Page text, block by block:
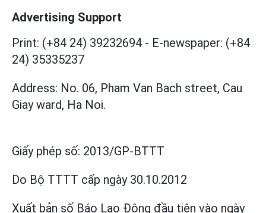
Advertising Support
Print: (+84 24) 39232694 - E-newspaper: (+84
24) 35335237
Address: No. 06, Pham Van Bach street, Cau
Giay ward, Ha Noi.
Giấy phép số: 2013/GP-BTTT
Do Bộ TTTT cấp ngày 30.10.2012
Xuất bản số Báo Lao Động đầu tiên vào ngày